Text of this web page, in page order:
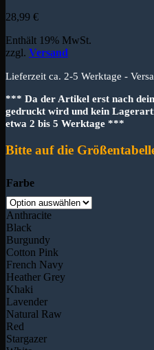
28,99 €
Enthält 19% MwSt.
zzgl. Versand
Lieferzeit ca. 2-5 Werktage -
*** Da der Artikel erst nach
gedruckt wird und kein
etwa 2 bis 5 Werktage ***
Bitte auf die
Farbe
Anthracite
Black
Burgundy
Cotton Pink
French Navy
Heather Grey
Khaki
Lavender
Natural Raw
Red
Stargazer